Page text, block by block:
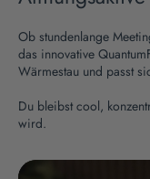
Ob stundenlange
das innovative
Wärmestau und passt
Du bleibst cool,
wird.